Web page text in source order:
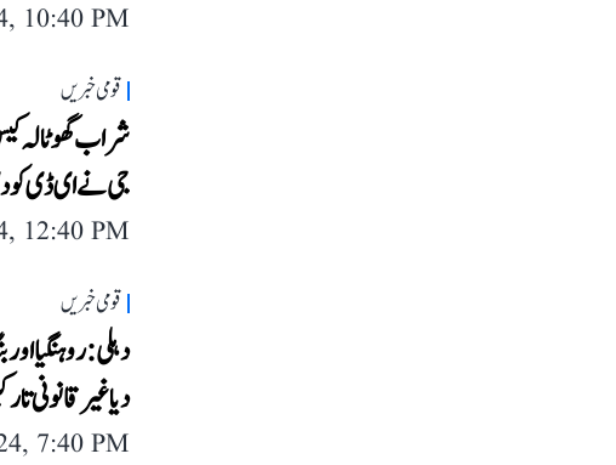
10:40 PM
قومی خبریں
شراب گھوٹالہ
جی نے ای ڈی
12:40 PM
قومی خبریں
دہلی: روہنگیا
دیا غیر قانونی
7:40 PM